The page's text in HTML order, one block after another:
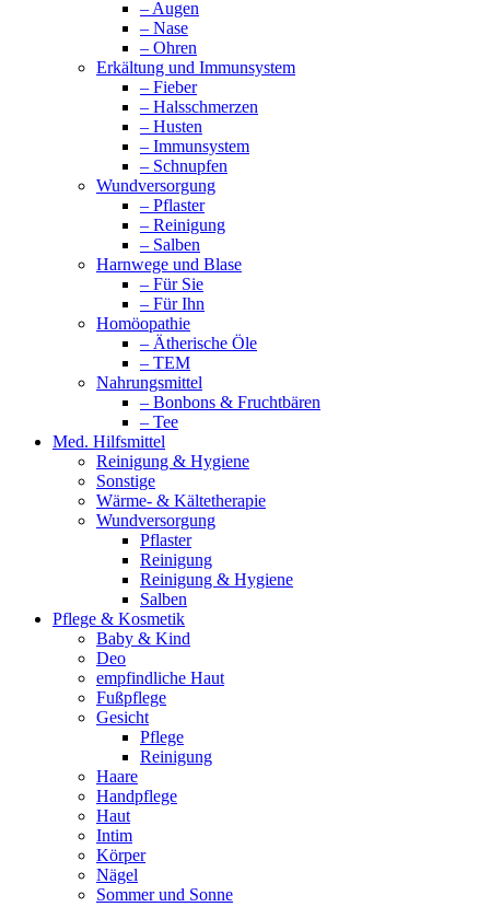
– Augen
– Nase
– Ohren
Erkältung und Immunsystem
– Fieber
– Halsschmerzen
– Husten
– Immunsystem
– Schnupfen
Wundversorgung
– Pflaster
– Reinigung
– Salben
Harnwege und Blase
– Für Sie
– Für Ihn
Homöopathie
– Ätherische Öle
– TEM
Nahrungsmittel
– Bonbons & Fruchtbären
– Tee
Med. Hilfsmittel
Reinigung & Hygiene
Sonstige
Wärme- & Kältetherapie
Wundversorgung
Pflaster
Reinigung
Reinigung & Hygiene
Salben
Pflege & Kosmetik
Baby & Kind
Deo
empfindliche Haut
Fußpflege
Gesicht
Pflege
Reinigung
Haare
Handpflege
Haut
Intim
Körper
Nägel
Sommer und Sonne